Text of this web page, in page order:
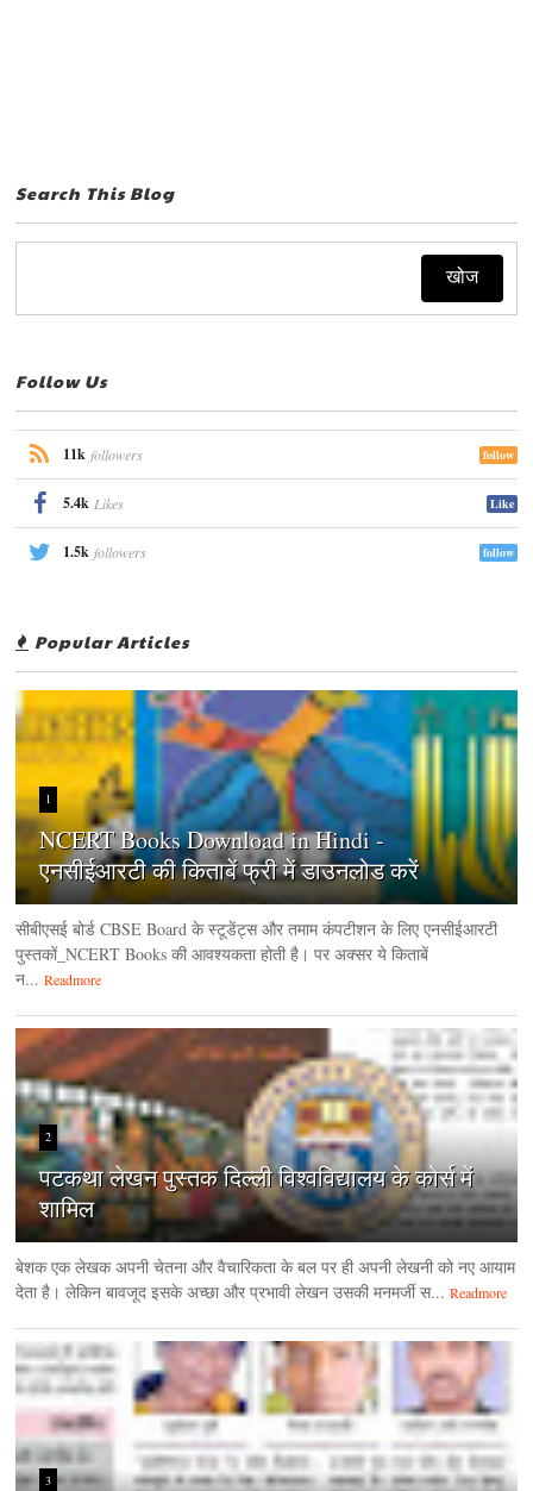
Search This Blog
Follow Us
11k followers follow
5.4k Likes Like
1.5k followers follow
Popular Articles
1
NCERT Books Download in Hindi -
एनसीईआरटी की किताबें फ्री में डाउनलोड करें
सीबीएसई बोर्ड CBSE Board के स्टूडेंट्स और तमाम कंपटीशन के लिए एनसीईआरटी
पुस्तकों_NCERT Books की आवश्यकता होती है। पर अक्सर ये किताबें
न... Readmore
2
पटकथा लेखन पुस्तक दिल्ली विश्वविद्यालय के कोर्स में
शामिल
बेशक एक लेखक अपनी चेतना और वैचारिकता के बल पर ही अपनी लेखनी को नए आयाम
देता है। लेकिन बावजूद इसके अच्छा और प्रभावी लेखन उसकी मनमर्जी स... Readmore
3